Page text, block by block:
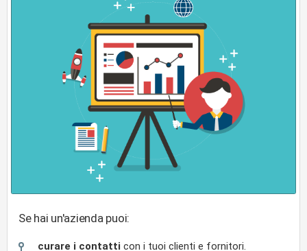
Se hai un'azienda puoi:
curare i contatti con i tuoi clienti e fornitori.